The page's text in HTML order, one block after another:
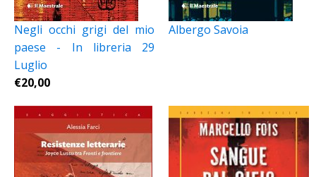
Negli occhi grigi del mio
paese - In libreria 29
Luglio
€20,00
Albergo Savoia